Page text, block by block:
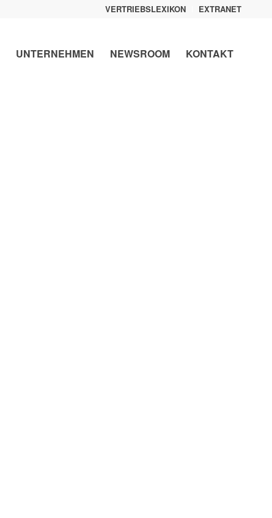
VERTRIEBSLEXIKON EXTRANET
UNTERNEHMEN NEWSROOM KONTAKT